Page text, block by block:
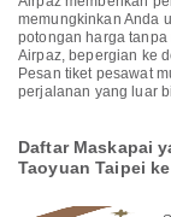
memungkinkan Anda
potongan harga
Airpaz, bepergian ke
Pesan tiket pesawat
perjalanan yang luar
Daftar Maskapai
Taoyuan Taipei